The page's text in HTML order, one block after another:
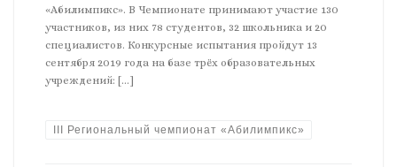
«Абилимпикс». В Чемпионате принимают участие 130
участников, из них 78 студентов, 32 школьника и 20
специалистов. Конкурсные испытания пройдут 13
сентября 2019 года на базе трёх образовательных
учреждений: […]
III Региональный чемпионат «Абилимпикс»